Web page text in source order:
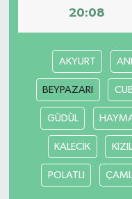
20:08
AKYURT
BEYPAZARI
GÜDÜL
KALECİK
POLATLI